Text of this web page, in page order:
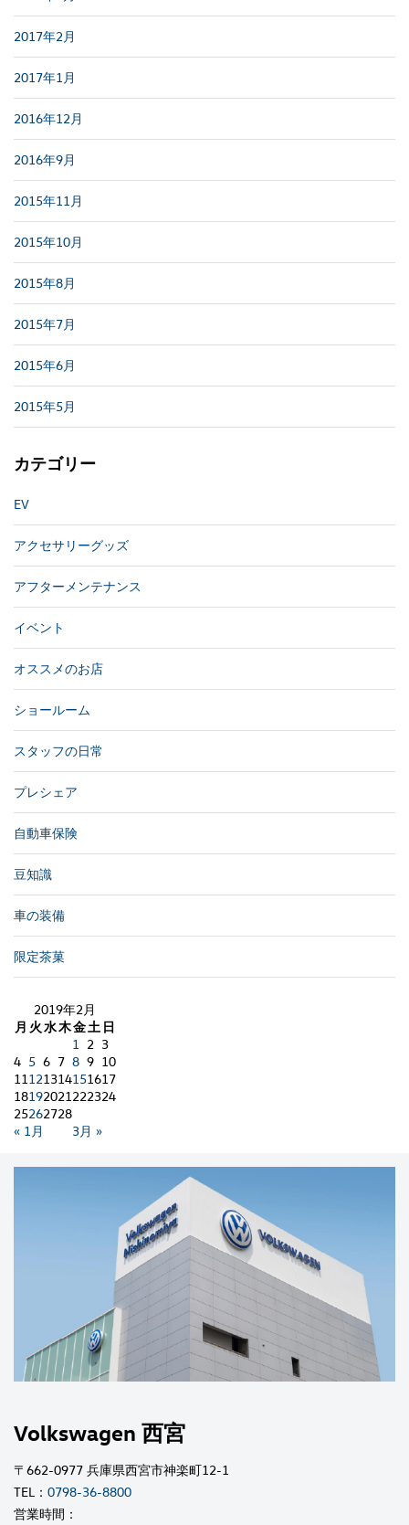
2017年2月
2017年1月
2016年12月
2016年9月
2015年11月
2015年10月
2015年8月
2015年7月
2015年6月
2015年5月
カテゴリー
EV
アクセサリーグッズ
アフターメンテナンス
イベント
オススメのお店
ショールーム
スタッフの日常
プレシェア
自動車保険
豆知識
車の装備
限定茶菓
2019年2月
月 火水木金土 日
« 1月 3月 »
1 2 3
4 5 6 7 8 9 10
11121314151617
18192021222324
25262728
Volkswagen 西宮
〒662-0977 兵庫県西宮市神楽町12-1
TEL： 0798-36-8800
営業時間：